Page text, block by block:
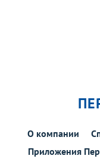
О компании
Приложения